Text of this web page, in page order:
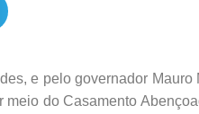
e pelo governador Mauro
do Casamento